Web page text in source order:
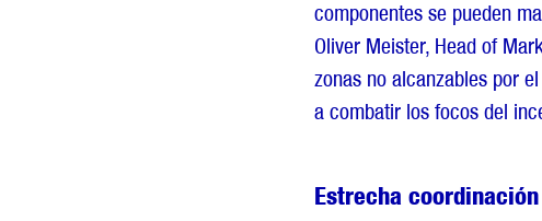
componentes se pueden
Oliver Meister, Head of
zonas no alcanzables por
a combatir los focos del
Estrecha